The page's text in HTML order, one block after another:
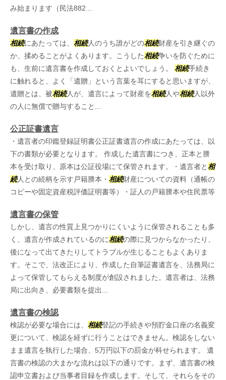
み始まります（民法882...
遺言書の作成
相続にあたっては、 相続人のうち誰がどの相続財産を引き継ぐの
か、揉めることがよくあります。こうした相続争いを防ぐために
も、生前に遺言書を作成しておくとよいでしょう。 相続手続き
に触れると、よく「遺贈」という言葉を耳にすると思いますが、
遺贈とは、被相続人が、遺言によって財産を相続人や相続人以外
の人に無償で贈与すること...
公正証書遺言
・遺言者の印鑑登録証明書公正証書遺言の作成にあたっては、以
下の書類が必要となります。 作成した遺言書につき、正本と謄
本を受け取り、原本は公証役場にて保管されます。・遺言者と相
続人との続柄を示す戸籍謄本・ 相続財産についての資料（通帳の
コピーや固定資産税評価証明書等）・証人の戸籍謄本や住民票等
遺言書の保管
しかし、遺言の性質上見つかりにくいように保管されることも多
く、遺言が作成されているのに相続の際に見つからなかったり、
後になって出てきたりしてトラブルが生じることもよくありま
す。そこで、法改正により、作成した自筆証書遺言を、法務局に
よって保管してもらえる制度が創設されました。遺言者は、法務
局に出向き、必要書類を提出...
遺言書の検認
検認が必要な場合には、 相続登記の手続きや預貯金口座の名義変
更について、検認を経ずに行うことはできません。検認をしない
まま遺言を執行した場合、5万円以下の罰金が科せられます。 遺
言書の検認の大まかな流れは以下の通りです。まず、遺言書の検
認申立書および当事者目録を作成します。そして、それらをその